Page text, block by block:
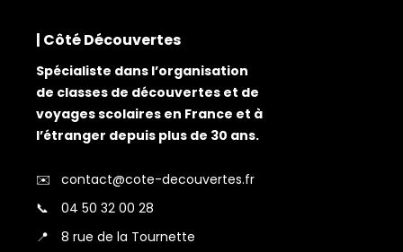
| Côté Découvertes
Spécialiste dans l’organisation
de classes de découvertes et de
voyages scolaires en France et à
l’étranger depuis plus de 30 ans.
✉️
contact@cote-decouvertes.fr
📞
04 50 32 00 28
📍
8 rue de la Tournette